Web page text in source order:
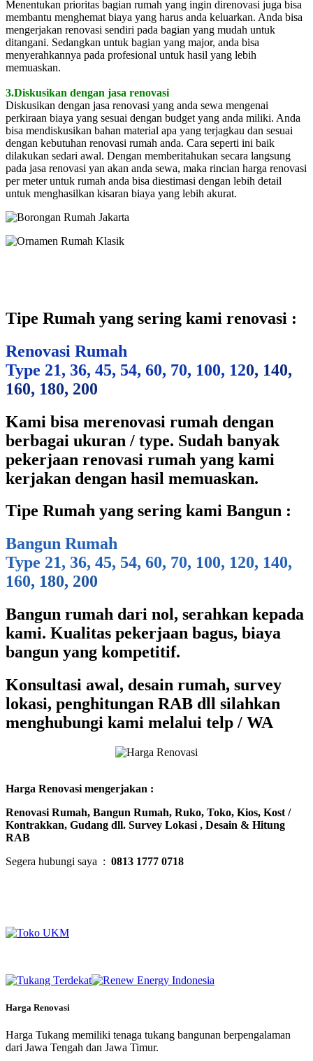
Menentukan prioritas bagian rumah yang ingin direnovasi juga bisa
membantu menghemat biaya yang harus anda keluarkan. Anda bisa
mengerjakan renovasi sendiri pada bagian yang mudah untuk
ditangani. Sedangkan untuk bagian yang major, anda bisa
menyerahkannya pada profesional untuk hasil yang lebih
memuaskan.
3.Diskusikan dengan jasa renovasi
Diskusikan dengan jasa renovasi yang anda sewa mengenai
perkiraan biaya yang sesuai dengan budget yang anda miliki. Anda
bisa mendiskusikan bahan material apa yang terjagkau dan sesuai
dengan kebutuhan renovasi rumah anda. Cara seperti ini baik
dilakukan sedari awal. Dengan memberitahukan secara langsung
pada jasa renovasi yan akan anda sewa, maka rincian harga renovasi
per meter untuk rumah anda bisa diestimasi dengan lebih detail
untuk menghasilkan kisaran biaya yang lebih akurat.
Tipe Rumah yang sering kami renovasi :
Renovasi Rumah
Type 21, 36, 45, 54, 60, 70, 100, 120, 140,
160, 180, 200
Kami bisa merenovasi rumah dengan
berbagai ukuran / type. Sudah banyak
pekerjaan renovasi rumah yang kami
kerjakan dengan hasil memuaskan.
Tipe Rumah yang sering kami Bangun :
Bangun Rumah
Type 21, 36, 45, 54, 60, 70, 100, 120, 140,
160, 180, 200
Bangun rumah dari nol, serahkan kepada
kami. Kualitas pekerjaan bagus, biaya
bangun yang kompetitif.
Konsultasi awal, desain rumah, survey
lokasi, penghitungan RAB dll silahkan
menghubungi kami melalui telp / WA
Harga Renovasi mengerjakan :
Renovasi Rumah, Bangun Rumah, Ruko, Toko, Kios, Kost /
Kontrakkan, Gudang dll. Survey Lokasi , Desain & Hitung
RAB
Segera hubungi saya : 0813 1777 0718
Harga Renovasi
Harga Tukang memiliki tenaga tukang bangunan berpengalaman
dari Jawa Tengah dan Jawa Timur.